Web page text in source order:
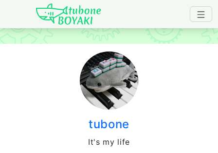
Japanese IT Developer's
tubone
It's my life